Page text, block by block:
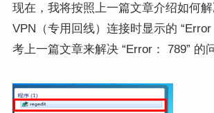
现在，我将按照上一篇文章介绍如何
VPN（专用回线）连接时显示的 “Error
考上一篇文章来解决 “Error： 789” 的